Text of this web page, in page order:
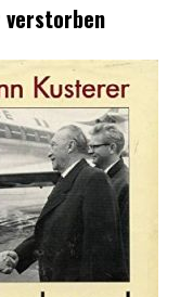
verstorben